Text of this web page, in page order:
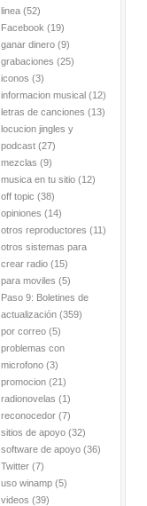
linea (52)
Facebook (19)
ganar dinero (9)
grabaciones (25)
iconos (3)
informacion musical (12)
letras de canciones (13)
locucion jingles y
podcast (27)
mezclas (9)
musica en tu sitio (12)
off topic (38)
opiniones (14)
otros reproductores (11)
otros sistemas para
crear radio (15)
para moviles (5)
Paso 9: Boletines de
actualización (359)
por correo (5)
problemas con
microfono (3)
promocion (21)
radionovelas (1)
reconocedor (7)
sitios de apoyo (32)
software de apoyo (36)
Twitter (7)
uso winamp (5)
videos (39)